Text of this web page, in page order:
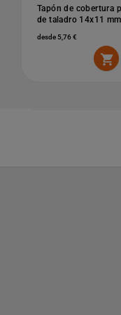
Tapón de cobertura
de taladro 14x11
desde 5,76 €
